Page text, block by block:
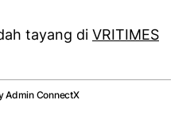
tayang di VRITIMES
Admin ConnectX